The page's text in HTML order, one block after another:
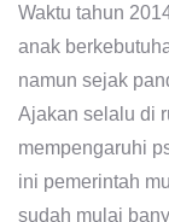
Waktu tahun
anak
namun sejak
Ajakan selalu di
mempengaruhi
ini pemerintah
sudah mulai